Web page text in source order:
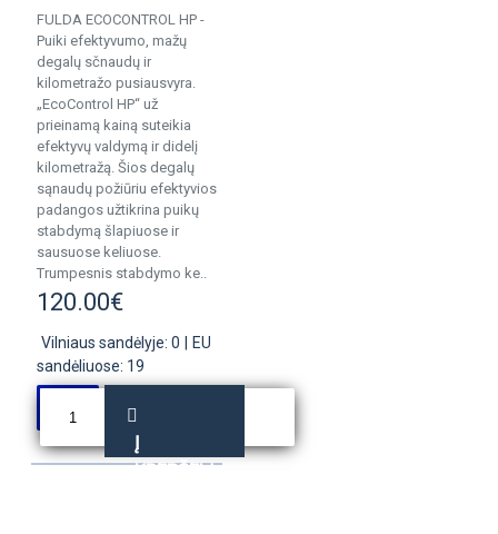
FULDA ECOCONTROL HP -
Puiki efektyvumo, mažų
degalų sčnaudų ir
kilometražo pusiausvyra.
„EcoControl HP“ už
prieinamą kainą suteikia
efektyvų valdymą ir didelį
kilometražą. Šios degalų
sąnaudų požiūriu efektyvios
padangos užtikrina puikų
stabdymą šlapiuose ir
sausuose keliuose.
Trumpesnis stabdymo ke..
120.00€
Vilniaus sandėlyje: 0
EU
sandėliuose: 19
Į
KREPŠELĮ